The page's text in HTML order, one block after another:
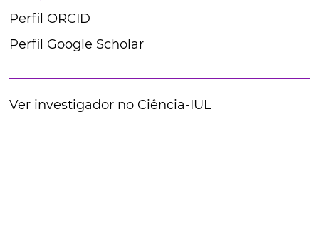
Perfil ORCID
Perfil Google Scholar
Ver investigador no Ciência-IUL